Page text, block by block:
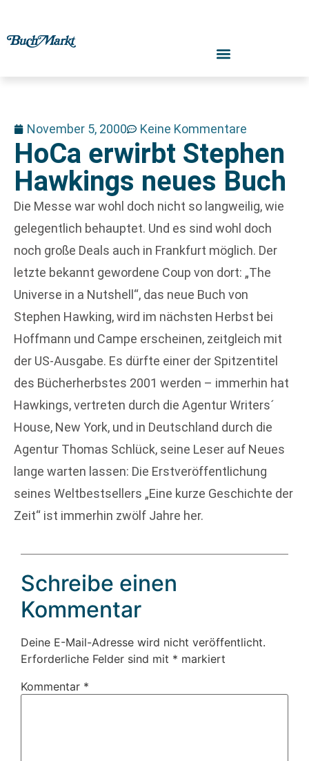
November 5, 2000 Keine Kommentare
HoCa erwirbt Stephen
Hawkings neues Buch
Die Messe war wohl doch nicht so langweilig, wie
gelegentlich behauptet. Und es sind wohl doch
noch große Deals auch in Frankfurt möglich. Der
letzte bekannt gewordene Coup von dort: „The
Universe in a Nutshell“, das neue Buch von
Stephen Hawking, wird im nächsten Herbst bei
Hoffmann und Campe erscheinen, zeitgleich mit
der US-Ausgabe. Es dürfte einer der Spitzentitel
des Bücherherbstes 2001 werden – immerhin hat
Hawkings, vertreten durch die Agentur Writers´
House, New York, und in Deutschland durch die
Agentur Thomas Schlück, seine Leser auf Neues
lange warten lassen: Die Erstveröffentlichung
seines Weltbestsellers „Eine kurze Geschichte der
Zeit“ ist immerhin zwölf Jahre her.
Schreibe einen
Kommentar
Deine E-Mail-Adresse wird nicht veröffentlicht.
Erforderliche Felder sind mit * markiert
Kommentar *